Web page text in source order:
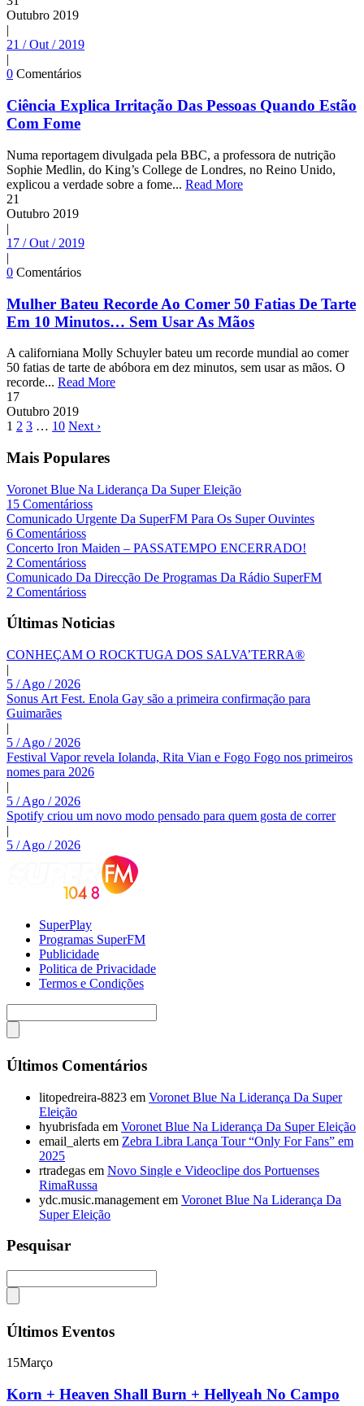
Outubro 2019
|
21 / Out / 2019
|
0 Comentários
Ciência Explica Irritação Das Pessoas Quando Estão
Com Fome
Numa reportagem divulgada pela BBC, a professora de nutrição
Sophie Medlin, do King’s College de Londres, no Reino Unido,
explicou a verdade sobre a fome... Read More
21
Outubro 2019
|
17 / Out / 2019
|
0 Comentários
Mulher Bateu Recorde Ao Comer 50 Fatias De Tarte
Em 10 Minutos… Sem Usar As Mãos
A californiana Molly Schuyler bateu um recorde mundial ao comer
50 fatias de tarte de abóbora em dez minutos, sem usar as mãos. O
recorde... Read More
17
Outubro 2019
1 2 3 … 10 Next ›
Mais Populares
Voronet Blue Na Liderança Da Super Eleição
15 Comentárioss
Comunicado Urgente Da SuperFM Para Os Super Ouvintes
6 Comentárioss
Concerto Iron Maiden – PASSATEMPO ENCERRADO!
2 Comentárioss
Comunicado Da Direcção De Programas Da Rádio SuperFM
2 Comentárioss
Últimas Noticias
CONHEÇAM O ROCKTUGA DOS SALVA’TERRA®
|
5 / Ago / 2026
Sonus Art Fest. Enola Gay são a primeira confirmação para
Guimarães
|
5 / Ago / 2026
Festival Vapor revela Iolanda, Rita Vian e Fogo Fogo nos primeiros
nomes para 2026
|
5 / Ago / 2026
Spotify criou um novo modo pensado para quem gosta de correr
|
5 / Ago / 2026
SuperPlay
Programas SuperFM
Publicidade
Politica de Privacidade
Termos e Condições
Últimos Comentários
litopedreira-8823 em Voronet Blue Na Liderança Da Super
Eleição
hyubrisfada em Voronet Blue Na Liderança Da Super Eleição
email_alerts em Zebra Libra Lança Tour “Only For Fans” em
2025
rtradegas em Novo Single e Videoclipe dos Portuenses
RimaRussa
ydc.music.management em Voronet Blue Na Liderança Da
Super Eleição
Pesquisar
Últimos Eventos
15Março
Korn + Heaven Shall Burn + Hellyeah No Campo